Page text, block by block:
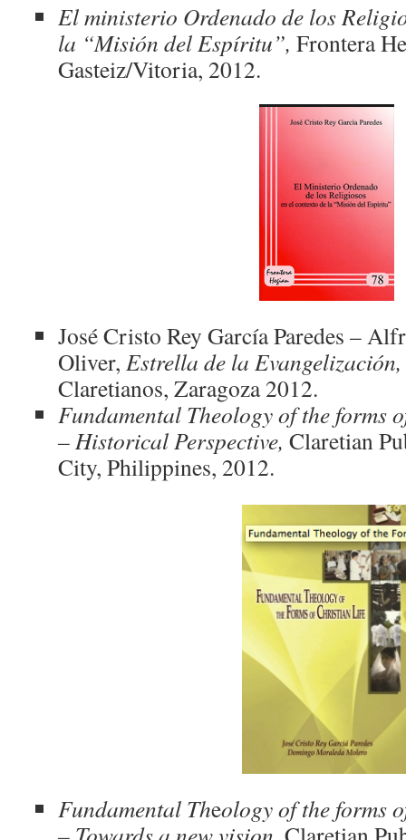
El ministerio Ordenado de los
la “Misión del Espíritu”, Frontera
Gasteiz/Vitoria, 2012.
José Cristo Rey García Paredes –
Oliver, Estrella de la Evangelización,
Claretianos, Zaragoza 2012.
Fundamental Theology of the forms
– Historical Perspective, Claretian
City, Philippines, 2012.
Fundamental Theology of the forms